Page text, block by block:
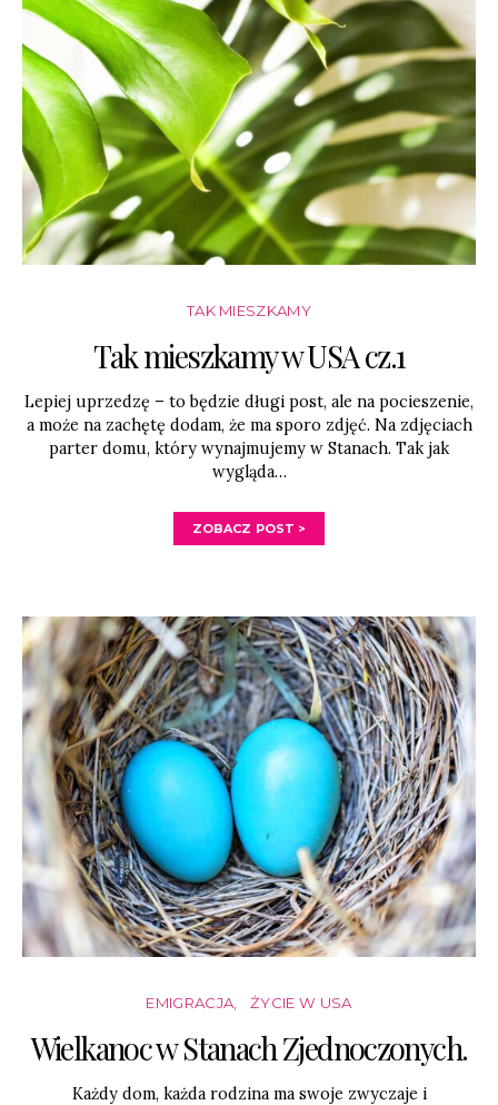
TAK MIESZKAMY
Tak mieszkamy w USA cz.1
Lepiej uprzedzę – to będzie długi post, ale na pocieszenie,
a może na zachętę dodam, że ma sporo zdjęć. Na zdjęciach
parter domu, który wynajmujemy w Stanach. Tak jak
wygląda…
ZOBACZ POST >
EMIGRACJA ŻYCIE W USA
Wielkanoc w Stanach Zjednoczonych.
Każdy dom, każda rodzina ma swoje zwyczaje i